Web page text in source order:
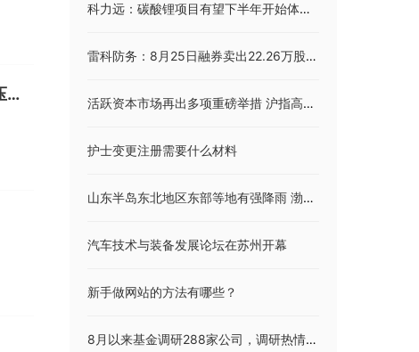
国联证券给予派能科技买入评级，23Q2出货阶段性放缓，压制因素有望边际改善
科力远：碳酸锂项目有望下半年开始体现业绩
雷科防务：8月25日融券卖出22.26万股，融资融券余额3.65亿元
活跃资本市场再出多项重磅举措 沪指高开5%
护士变更注册需要什么材料
山东半岛东北地区东部等地有强降雨 渤海黄海有大风
汽车技术与装备发展论坛在苏州开幕
新手做网站的方法有哪些？
8月以来基金调研288家公司，调研热情有所降温，三大行业关注度居前